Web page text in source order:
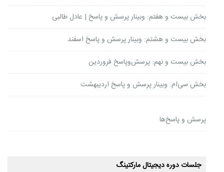
بخش بیست و هفتم: وبینار پرسش و پاسخ | عادل طالبی
بخش بیست و هشتم: وبینار پرسش و پاسخ اسفند
بخش بیست و نهم: پرسش‌وپاسخ فروردین
بخش سی‌ام: وبینار پرسش و پاسخ اردیبهشت
پرسش و پاسخ‌ها
جلسات دوره دیجیتال مارکتینگ